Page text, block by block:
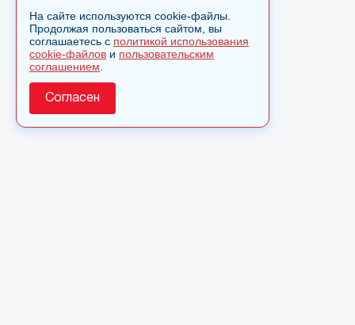
На сайте используются cookie-файлы.
Продолжая пользоваться сайтом, вы
соглашаетесь с политикой использования
cookie-файлов и пользовательским
соглашением
Согласен